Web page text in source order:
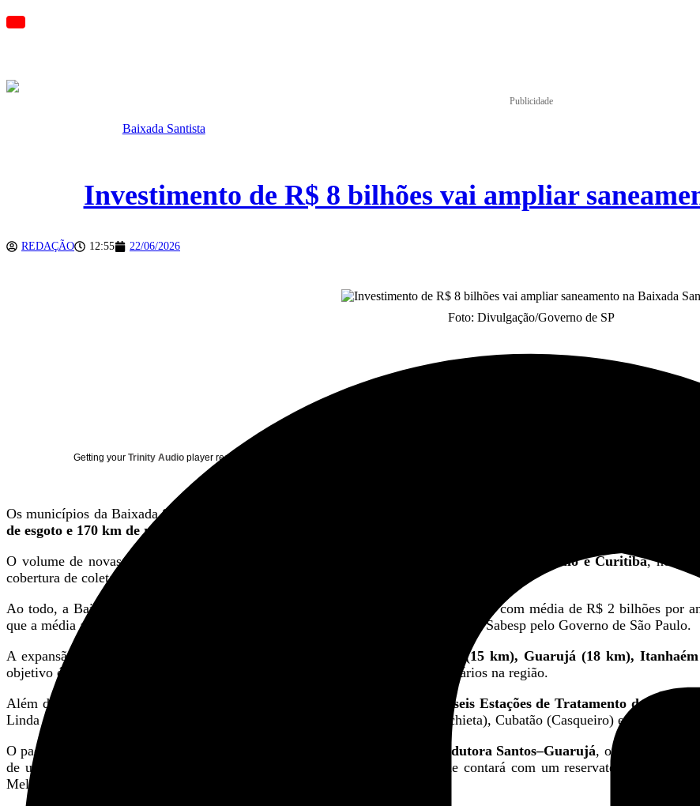
Publicidade
Baixada Santista
Investimento de R$ 8 bilhões vai ampliar
REDAÇÃO 12:55 22/06/2026
Foto: Divulgação/Governo de SP
Getting your Trinity Audio player ready...
Os municípios da Baixada Santista vão receber um amplo pacote de investimentos em saneamento básico até 2029. O
de esgoto e 170 km de redes de água
O volume de novas tubulações de esgoto equivale, em extensão, a uma viagem entre
São Paulo e Curitiba, no
cobertura de coleta e tratamento na região.
Ao todo, a Baixada Santista deve receber cerca de
, com média de R$ 2 bilhões por
que a média anual aplicada entre 2017 e 2024, período anterior à desestatização da Sabesp pelo Governo de São Paulo.
A expansão da rede de esgoto será distribuída entre cinco cidades:
Cubatão (15 km), Guarujá (18 km),
objetivo é ampliar a capacidade de coleta e reduzir impactos ambientais e sanitários na região.
Além da ampliação das redes, o plano inclui a modernização de pelo menos seis Estações de Tratamento de Esgoto
Linda e Centro), Peruíbe (P1), Mongaguá (Barigui e Bichoró), Itanhaém (Anchieta), Cubatão (Casqueiro) e Guarujá
O pacote de obras também contempla grandes projetos estruturais, como a
Adutora Santos–Guarujá, orçada em R$
de um canal subaquático. Outro destaque é o
, que contará com um reservatório de 40
Melvi, com capacidade de 1.270 litros por segundo.